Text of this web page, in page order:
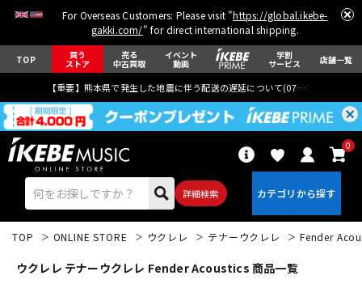
For Overseas Customers: Please visit "https://global.ikebe-
gakki.com/" for direct international shipping.
TOP 買う
ストア
売る
中古買取
イベント
動画
学割
サービス 店舗一覧
【重要】熊本県で発生した地震に伴う配送の遅延について(07月29日
詳細検索
0
TOP ONLINE STORE ウクレレ テナーウクレレ Fender
ウクレレ テナーウクレレ Fender Acoustics 商品一覧